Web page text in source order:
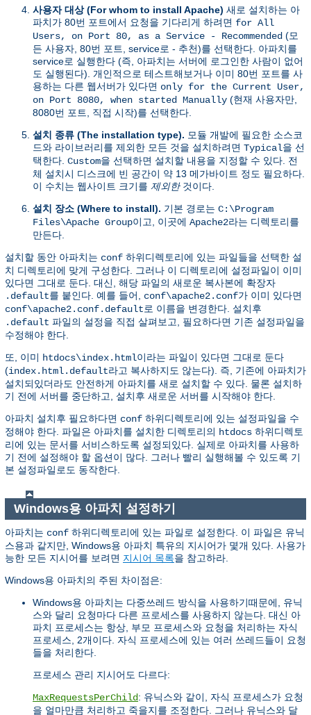
사용자 대상 (For whom to install Apache) 새로 설치하는 아
파치가 80번 포트에서 요청을 기다리게 하려면 for All
Users, on Port 80, as a Service - Recommended (모
든 사용자, 80번 포트, service로 - 추천)를 선택한다. 아파치를
service로 실행한다 (즉, 아파치는 서버에 로그인한 사람이 없어
도 실행된다). 개인적으로 테스트해보거나 이미 80번 포트를 사
용하는 다른 웹서버가 있다면 only for the Current User,
on Port 8080, when started Manually (현재 사용자만,
8080번 포트, 직접 시작)를 선택한다.
설치 종류 (The installation type). 모듈 개발에 필요한 소스코
드와 라이브러리를 제외한 모든 것을 설치하려면 Typical을 선
택한다. Custom을 선택하면 설치할 내용을 지정할 수 있다. 전
체 설치시 디스크에 빈 공간이 약 13 메가바이트 정도 필요하다.
이 수치는 웹사이트 크기를 제외한것이다.
설치 장소 (Where to install). 기본 경로는 C:\Program
Files\Apache Group이고, 이곳에 Apache2라는 디렉토리를
만든다.
설치할 동안 아파치는 conf 하위디렉토리에 있는 파일들을 선택한 설
치 디렉토리에 맞게 구성한다. 그러나 이 디렉토리에 설정파일이 이미
있다면 그대로 둔다. 대신, 해당 파일의 새로운 복사본에 확장자
.default를 붙인다. 예를 들어, conf\apache2.conf가 이미 있다면
conf\apache2.conf.default로 이름을 변경한다. 설치후
.default 파일의 설정을 직접 살펴보고, 필요하다면 기존 설정파일을
수정해야 한다.
또, 이미 htdocs\index.html이라는 파일이 있다면 그대로 둔다
(index.html.default라고 복사하지도 않는다). 즉, 기존에 아파치가
설치되있더라도 안전하게 아파치를 새로 설치할 수 있다. 물론 설치하
기 전에 서버를 중단하고, 설치후 새로운 서버를 시작해야 한다.
아파치 설치후 필요하다면 conf 하위디렉토리에 있는 설정파일을 수
정해야 한다. 파일은 아파치를 설치한 디렉토리의 htdocs 하위디렉토
리에 있는 문서를 서비스하도록 설정되있다. 실제로 아파치를 사용하
기 전에 설정해야 할 옵션이 많다. 그러나 빨리 실행해볼 수 있도록 기
본 설정파일로도 동작한다.
Windows용 아파치 설정하기
아파치는 conf 하위디렉토리에 있는 파일로 설정한다. 이 파일은 유닉
스용과 같지만, Windows용 아파치 특유의 지시어가 몇개 있다. 사용가
능한 모든 지시어를 보려면 지시어 목록을 참고하라.
Windows용 아파치의 주된 차이점은:
Windows용 아파치는 다중쓰레드 방식을 사용하기때문에, 유닉
스와 달리 요청마다 다른 프로세스를 사용하지 않는다. 대신 아
파치 프로세스는 항상, 부모 프로세스와 요청을 처리하는 자식
프로세스, 2개이다. 자식 프로세스에 있는 여러 쓰레드들이 요청
들을 처리한다.
프로세스 관리 지시어도 다르다:
MaxRequestsPerChild: 유닉스와 같이, 자식 프로세스가 요청
을 얼마만큼 처리하고 죽을지를 조정한다. 그러나 유닉스와 달